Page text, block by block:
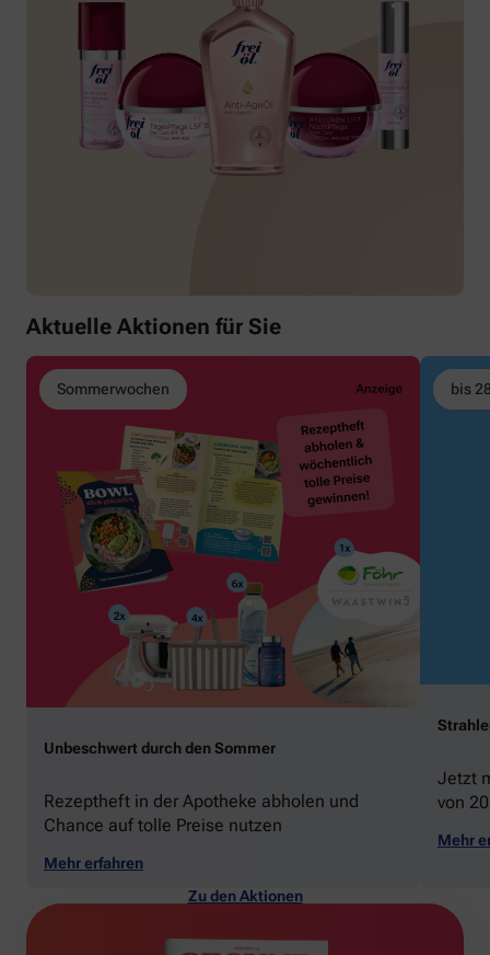
Aktuelle Aktionen für Sie
Sommerwochen
Unbeschwert durch den Sommer
Rezeptheft in der Apotheke abholen und
Chance auf tolle Preise nutzen
Mehr erfahren
bis
Jetzt
von
Mehr
Zu den Aktionen